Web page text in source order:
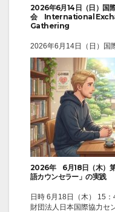
2026年6月14日（日）国
会 International
Gathering
2026年6月14日（日）国
集会 International
Gathering 6月14日（日
から、開始は10時から
Sunday, June 14....
2026-05-01
イベント
2026年 6月18日（木）
語カウンセラー」の実践
日時 6月18日（木） 15
財団法人日本国際協力セ